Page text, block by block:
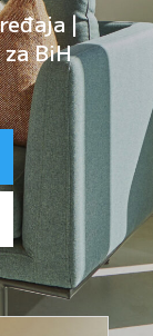
|
BiH